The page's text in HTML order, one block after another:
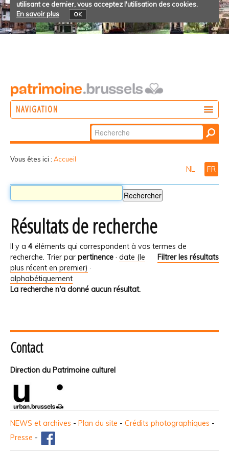
utilisant ce dernier, vous acceptez l'utilisation des cookies.
En savoir plus
OK
NAVIGATION
Chercher par
Recherche
Vous êtes ici : Accueil
NL FR
Résultats de recherche
Il y a 4 éléments qui correspondent à vos termes de
recherche.
Filtrer les résultats
Trier par pertinence · date (le
plus récent en premier) ·
alphabétiquement
La recherche n'a donné aucun résultat.
Contact
Direction du Patrimoine culturel
NEWS et archives - Plan du site - Crédits photographiques -
Presse -